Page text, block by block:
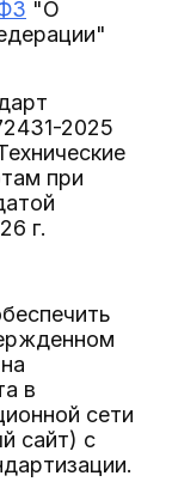
"О
2025
при
г.
в
сети
сайт) с